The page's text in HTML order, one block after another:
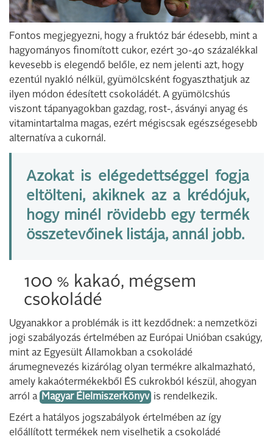
Fontos megjegyezni, hogy a fruktóz bár édesebb, mint a
hagyományos finomított cukor, ezért 30-40 százalékkal
kevesebb is elegendő belőle, ez nem jelenti azt, hogy
ezentúl nyakló nélkül, gyümölcsként fogyaszthatjuk az
ilyen módon édesített csokoládét. A gyümölcshús
viszont tápanyagokban gazdag, rost-, ásványi anyag és
vitamintartalma magas, ezért mégiscsak egészségesebb
alternatíva a cukornál.
Azokat is elégedettséggel fogja
eltölteni, akiknek az a krédójuk,
hogy minél rövidebb egy termék
összetevőinek listája, annál jobb.
100 % kakaó, mégsem
csokoládé
Ugyanakkor a problémák is itt kezdődnek: a nemzetközi
jogi szabályozás értelmében az Európai Unióban csakúgy,
mint az Egyesült Államokban a csokoládé
árumegnevezés kizárólag olyan termékre alkalmazható,
amely kakaótermékekből ÉS cukrokból készül, ahogyan
arról a
Magyar Élelmiszerkönyv is rendelkezik.
Ezért a hatályos jogszabályok értelmében az így
előállított termékek nem viselhetik a csokoládé